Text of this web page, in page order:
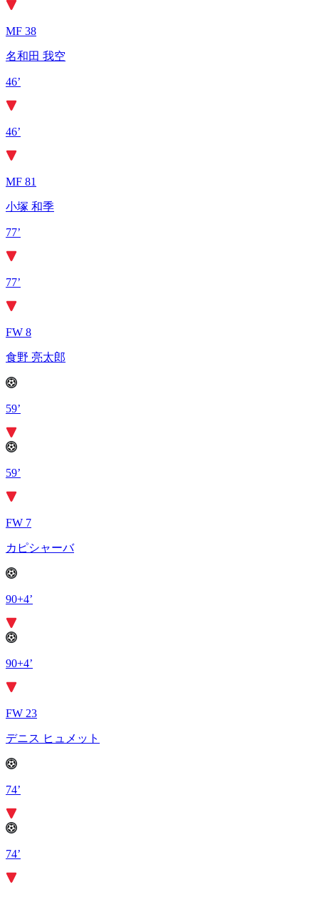
MF 38
名和田 我空
46’
46’
MF 81
小塚 和季
77’
77’
FW 8
食野 亮太郎
59’
59’
FW 7
カピシャーバ
90+4’
90+4’
FW 23
デニス ヒュメット
74’
74’